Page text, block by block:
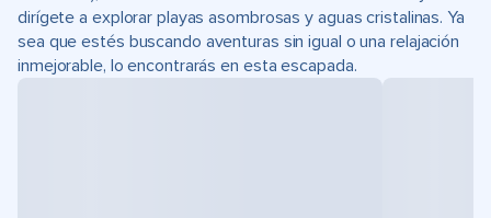
dirígete a explorar playas asombrosas y aguas cristalinas. Ya
sea que estés buscando aventuras sin igual o una relajación
inmejorable, lo encontrarás en esta escapada.